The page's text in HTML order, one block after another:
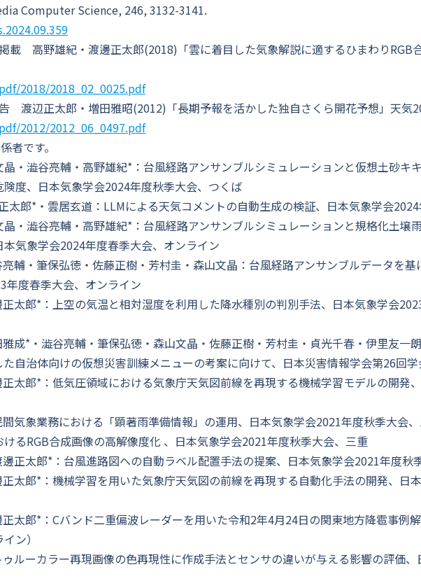
Computer Science, 246, 3132-3141.
載 高野雄紀・渡邊正太郎(2018)「雲に着目した気象解説に適するひまわりRGB
2018/2018_02_0025.pdf
渡辺正太郎・増田雅昭(2012)「長期予報を活かした独自さくら開花予想」天気
2012/2012_06_0497.pdf
者です。
・澁谷亮輔・高野雄紀*：台風経路アンサンブルシミュレーションと仮想土砂キ
度、日本気象学会2024年度秋季大会、つくば
太郎*・雲居玄道：LLMによる天気コメントの自動生成の検証、日本気象学会
・澁谷亮輔・高野雄紀*：台風経路アンサンブルシミュレーションと規格化土壌
気象学会2024年度春季大会、オンライン
輔・筆保弘徳・佐藤正樹・芳村圭・森山文晶：台風経路アンサンブルデータを基
年度春季大会、オンライン
太郎*：上空の気温と相対湿度を利用した降水種別の判別手法、日本気象学会
成*・澁谷亮輔・筆保弘徳・森山文晶・佐藤正樹・芳村圭・貞光千春・伊里友一
自治体向けの仮想災害訓練メニューの考案に向けて、日本災害情報学会第26回
太郎*：低気圧領域における気象庁天気図前線を再現する機械学習モデルの開発
気象業務における「顕著雨準備情報」の運用、日本気象学会2021年度秋季大会
るRGB合成画像の高解像度化 、日本気象学会2021年度秋季大会、三重
正太郎*：台風進路図への自動ラベル配置手法の提案、日本気象学会2021年度秋
太郎*：機械学習を用いた気象庁天気図の前線を再現する自動化手法の開発、日
太郎*：Cバンド二重偏波レーダーを用いた令和2年4月24日の関東地方降雹事例
ン）
ルーカラー再現画像の色再現性に作成手法とセンサの違いが与える影響の評価、